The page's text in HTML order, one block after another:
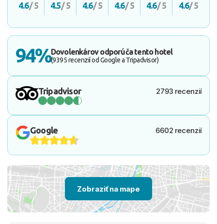
4.6/ 5 4.5/ 5 4.6/ 5 4.6/ 5 4.6/ 5 4.6/ 5
94%Dovolenkárov odporúča tento hotel
(9395 recenzií od Google a Tripadvisor)
Tripadvisor 2793 recenzií
Google 6602 recenzií
Zobraziť na mape